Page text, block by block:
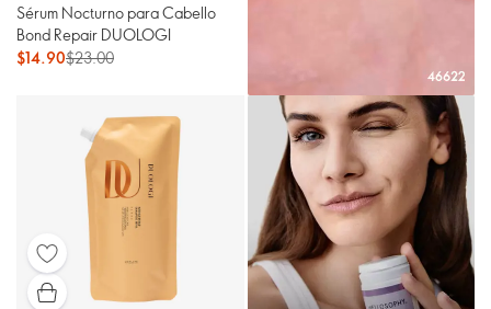
Sérum Nocturno para Cabello
Bond Repair DUOLOGI
$14.90$23.00